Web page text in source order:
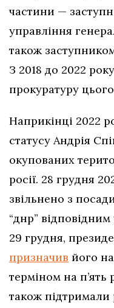
частини —
управління
також
З 2018 до 2022
прокуратуру
Наприкінці 2022
статусу Андрія
окупованих
росії. 28 грудня
звільнено з
“днр”
29 грудня,
призначив його
терміном на
також підтримали